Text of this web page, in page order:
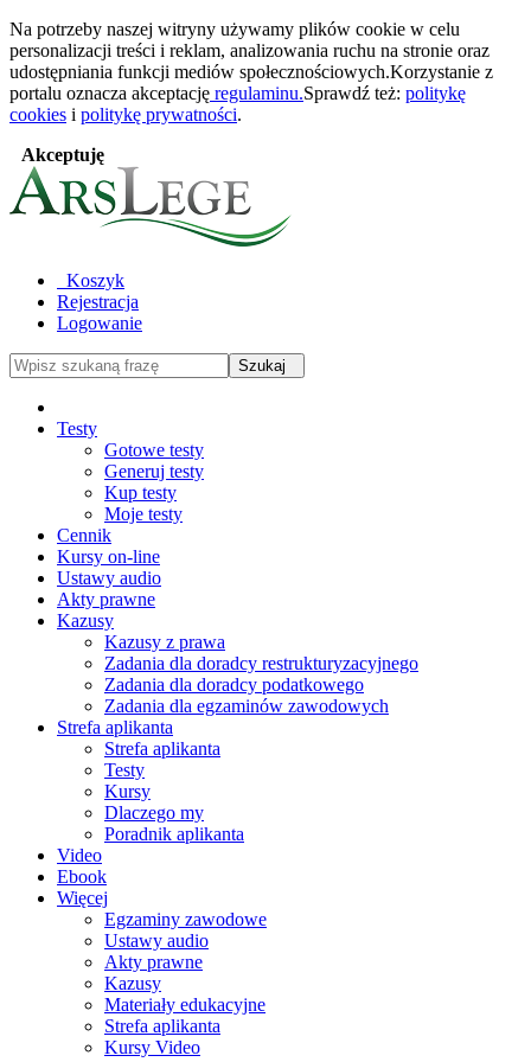
Na potrzeby naszej witryny używamy plików cookie w celu
personalizacji treści i reklam, analizowania ruchu na stronie oraz
udostępniania funkcji mediów społecznościowych.Korzystanie z
portalu oznacza akceptację regulaminu.Sprawdź też: politykę
cookies i politykę prywatności.
Akceptuję
Koszyk
Rejestracja
Logowanie
Szukaj
Testy
Gotowe testy
Generuj testy
Kup testy
Moje testy
Cennik
Kursy on-line
Ustawy audio
Akty prawne
Kazusy
Kazusy z prawa
Zadania dla doradcy restrukturyzacyjnego
Zadania dla doradcy podatkowego
Zadania dla egzaminów zawodowych
Strefa aplikanta
Strefa aplikanta
Testy
Kursy
Dlaczego my
Poradnik aplikanta
Video
Ebook
Więcej
Egzaminy zawodowe
Ustawy audio
Akty prawne
Kazusy
Materiały edukacyjne
Strefa aplikanta
Kursy Video